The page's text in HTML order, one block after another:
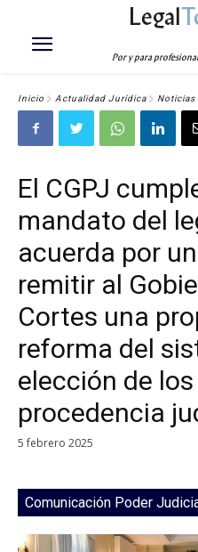
Legal
Por y para
Inicio Actualidad Jurídica Noticias
El CGPJ
mandato del
acuerda por
remitir al
Cortes una
reforma del
elección de
procedencia
5 febrero 2025
Comunicación Poder